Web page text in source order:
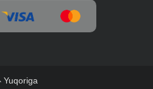
Yuqoriga